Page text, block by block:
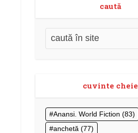
caută
cuvinte cheie
Anansi. World Fiction (83)
anchetă (77)